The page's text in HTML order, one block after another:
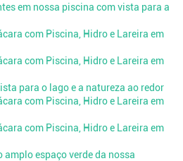
em nossa piscina com vista para a
para o lago e a natureza ao redor
espaço verde da nossa